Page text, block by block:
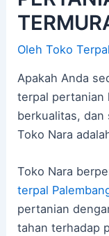
OlehToko Terpal
Apakah Anda
terpal pertanian
berkualitas, dan
Toko Nara
Toko Nara
terpal
pertanian
tahan terhadap